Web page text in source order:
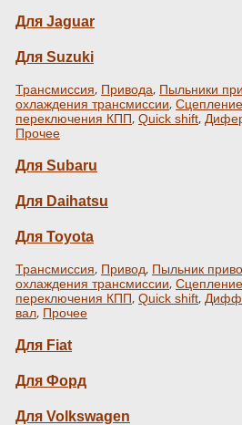
Для Jaguar
Для Suzuki
Трансмиссия, Привода, Пыльники
охлаждения трансмиссии, Сцепление
переключения КПП, Quick shift,
Прочее
Для Subaru
Для Daihatsu
Для Toyota
Трансмиссия, Привод, Пыльник
охлаждения трансмиссии, Сцепление
переключения КПП, Quick shift,
вал, Прочее
Для Fiat
Для Форд
Для Volkswagen